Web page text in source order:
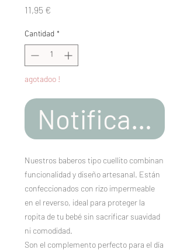
11,95 €
Cantidad *
agotadoo !
Notificar al
Nuestros baberos tipo cuellito combinan
funcionalidad y diseño artesanal. Están
confeccionados con rizo impermeable
en el reverso, ideal para proteger la
ropita de tu bebé sin sacrificar suavidad
ni comodidad.
Son el complemento perfecto para el día